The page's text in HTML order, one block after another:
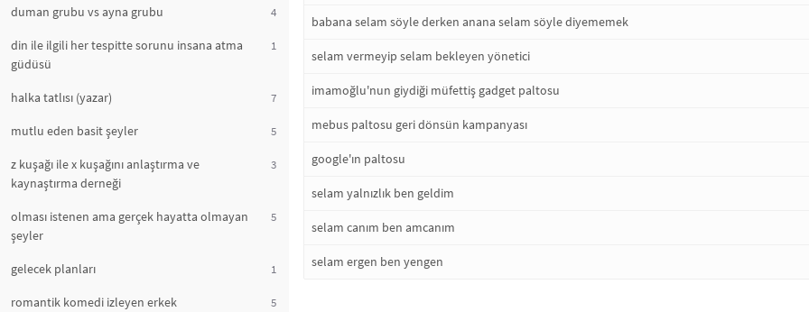
duman grubu vs ayna grubu 4
din ile ilgili her tespitte sorunu insana atma
güdüsü
1
halka tatlısı (yazar) 7
mutlu eden basit şeyler 5
z kuşağı ile x kuşağını anlaştırma ve
kaynaştırma derneği
3
olması istenen ama gerçek hayatta olmayan
şeyler
5
gelecek planları 1
romantik komedi izleyen erkek 5
babana selam söyle derken anana selam söyle diyememek
selam vermeyip selam bekleyen yönetici
imamoğlu'nun giydiği müfettiş gadget paltosu
mebus paltosu geri dönsün kampanyası
google'ın paltosu
selam yalnızlık ben geldim
selam canım ben amcanım
selam ergen ben yengen